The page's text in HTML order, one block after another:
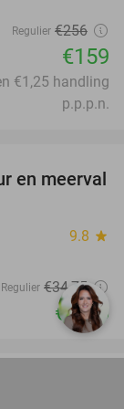
Regulier €256
€159
€1,25 handling
p.p.p.n.
44%
en meerval
9.8 star
Regulier €34,75
€19,50
bij Lake